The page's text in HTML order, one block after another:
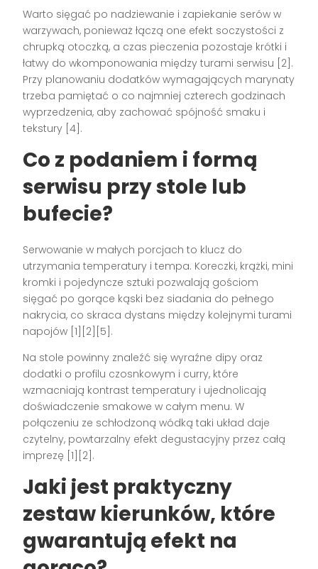
Warto sięgać po nadziewanie i zapiekanie serów w
warzywach, ponieważ łączą one efekt soczystości z
chrupką otoczką, a czas pieczenia pozostaje krótki i
łatwy do wkomponowania między turami serwisu [2].
Przy planowaniu dodatków wymagających marynaty
trzeba pamiętać o co najmniej czterech godzinach
wyprzedzenia, aby zachować spójność smaku i
tekstury [4].
Co z podaniem i formą
serwisu przy stole lub
bufecie?
Serwowanie w małych porcjach to klucz do
utrzymania temperatury i tempa. Koreczki, krążki, mini
kromki i pojedyncze sztuki pozwalają gościom
sięgać po gorące kąski bez siadania do pełnego
nakrycia, co skraca dystans między kolejnymi turami
napojów [1][2][5].
Na stole powinny znaleźć się wyraźne dipy oraz
dodatki o profilu czosnkowym i curry, które
wzmacniają kontrast temperatury i ujednolicają
doświadczenie smakowe w całym menu. W
połączeniu ze schłodzoną wódką taki układ daje
czytelny, powtarzalny efekt degustacyjny przez całą
imprezę [1][2].
Jaki jest praktyczny
zestaw kierunków, które
gwarantują efekt na